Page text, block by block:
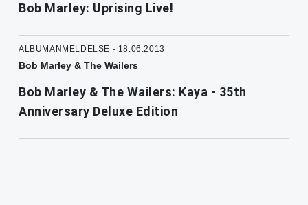
Bob Marley: Uprising Live!
ALBUMANMELDELSE - 18.06.2013
Bob Marley & The Wailers
Bob Marley & The Wailers: Kaya - 35th
Anniversary Deluxe Edition